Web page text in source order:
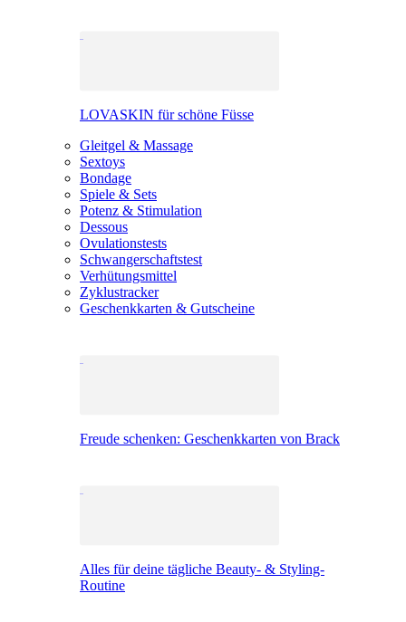
LOVASKIN für schöne Füsse
Gleitgel & Massage
Sextoys
Bondage
Spiele & Sets
Potenz & Stimulation
Dessous
Ovulationstests
Schwangerschaftstest
Verhütungsmittel
Zyklustracker
Geschenkkarten & Gutscheine
Freude schenken: Geschenkkarten von Brack
Alles für deine tägliche Beauty- & Styling-
Routine